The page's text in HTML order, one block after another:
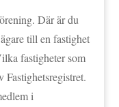
Där är du
till en fastighet
fastigheter som
Fastighetsregistret.
i